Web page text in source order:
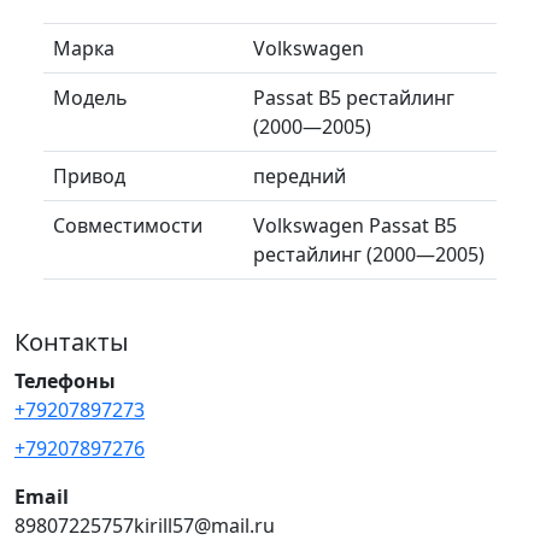
Марка
Volkswagen
Модель
Passat B5 рестайлинг
(2000—2005)
Привод
передний
Совместимости
Volkswagen Passat B5
рестайлинг (2000—2005)
Контакты
Телефоны
+79207897273
+79207897276
Email
89807225757kirill57@mail.ru